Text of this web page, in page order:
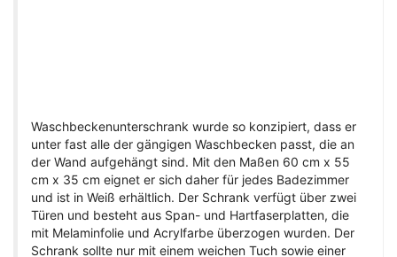
Waschbeckenunterschrank wurde so konzipiert, dass er
unter fast alle der gängigen Waschbecken passt, die an
der Wand aufgehängt sind. Mit den Maßen 60 cm x 55
cm x 35 cm eignet er sich daher für jedes Badezimmer
und ist in Weiß erhältlich. Der Schrank verfügt über zwei
Türen und besteht aus Span- und Hartfaserplatten, die
mit Melaminfolie und Acrylfarbe überzogen wurden. Der
Schrank sollte nur mit einem weichen Tuch sowie einer